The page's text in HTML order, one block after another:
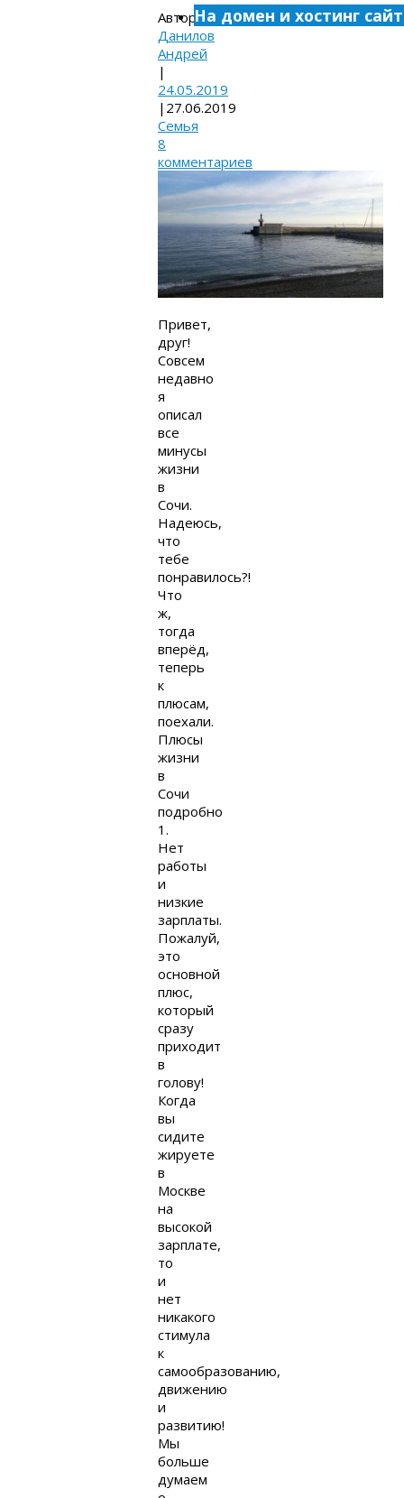
Автор:
Данилов
Андрей
|
24.05.2019
| 27.06.2019
Семья
8
комментариев
Привет,
друг!
Совсем
недавно
я
описал
все
минусы
жизни
в
Сочи.
Надеюсь,
что
тебе
понравилось?!
Что
ж,
тогда
вперёд,
теперь
к
плюсам,
поехали.
Плюсы
жизни
в
Сочи
подробно
1.
Нет
работы
и
низкие
зарплаты.
Пожалуй,
это
основной
плюс,
который
сразу
приходит
в
голову!
Когда
вы
сидите
жируете
в
Москве
на
высокой
зарплате,
то
и
нет
никакого
стимула
к
самообразованию,
движению
и
развитию!
Мы
больше
думаем
На домен и хостинг